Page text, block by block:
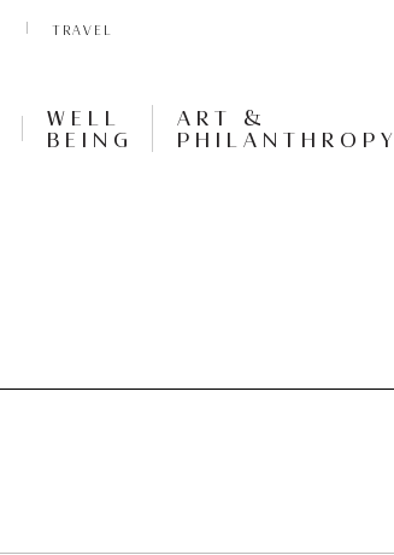
TRAVEL
WELL
BEING
ART &
PHILANTHROPY